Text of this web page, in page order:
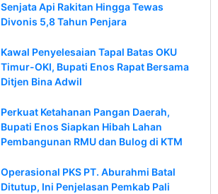
Senjata Api Rakitan Hingga Tewas
Divonis 5,8 Tahun Penjara
Kawal Penyelesaian Tapal Batas OKU
Timur-OKI, Bupati Enos Rapat Bersama
Ditjen Bina Adwil
Perkuat Ketahanan Pangan Daerah,
Bupati Enos Siapkan Hibah Lahan
Pembangunan RMU dan Bulog di KTM
Operasional PKS PT. Aburahmi Batal
Ditutup, Ini Penjelasan Pemkab Pali